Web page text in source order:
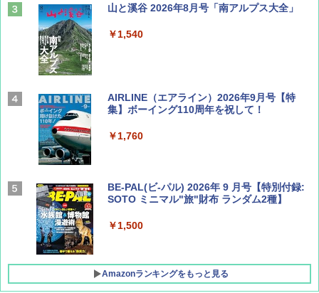
山と溪谷 2026年8月号「南アルプス大全」
￥1,540
AIRLINE（エアライン）2026年9月号【特
集】ボーイング110周年を祝して！
￥1,760
BE-PAL(ビ-パル) 2026年 9 月号【特別付録:
SOTO ミニマル"旅"財布 ランダム2種】
￥1,500
Amazonランキングをもっと見る